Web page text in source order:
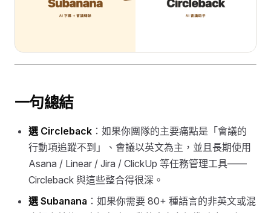
一句總結
選 Circleback ：如果你團隊的主要痛點是「會議的
行動項追蹤不到」、會議以英文為主，並且長期使用
Asana / Linear / Jira / ClickUp 等任務管理工具——
Circleback 與這些整合得很深。
選 Subanana ：如果你需要 80+ 種語言的非英文或混